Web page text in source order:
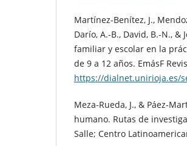
Martínez-Benítez, J.,
Darío, A.-B., David, B.-N.,
familiar y escolar en la
de 9 a 12 años. EmásF
https://dialnet.unirioja.es/
Meza-Rueda, J., & Páez-
humano. Rutas de
Salle; Centro